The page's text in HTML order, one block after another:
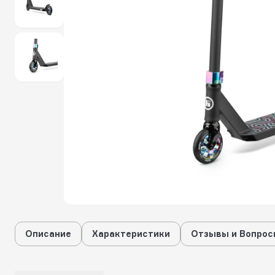
Описание Характеристики Отзывы и